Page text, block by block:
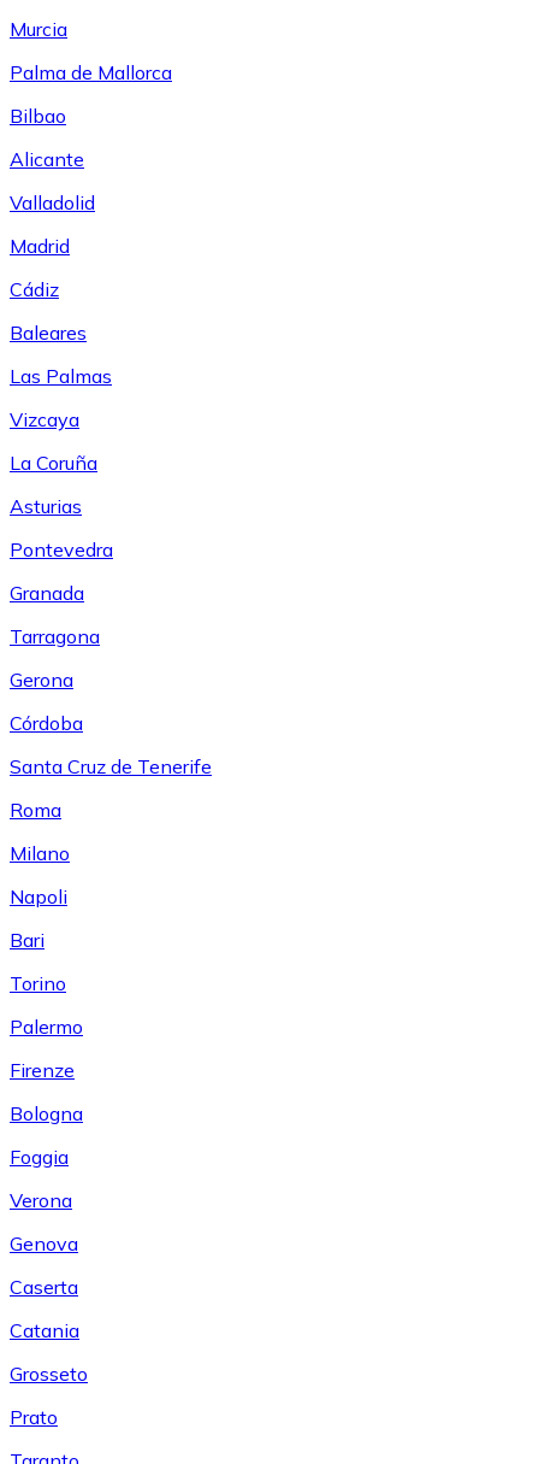
Murcia
Palma de Mallorca
Bilbao
Alicante
Valladolid
Madrid
Cádiz
Baleares
Las Palmas
Vizcaya
La Coruña
Asturias
Pontevedra
Granada
Tarragona
Gerona
Córdoba
Santa Cruz de Tenerife
Roma
Milano
Napoli
Bari
Torino
Palermo
Firenze
Bologna
Foggia
Verona
Genova
Caserta
Catania
Grosseto
Prato